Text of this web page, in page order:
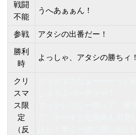
戦闘
不能
うへあぁぁん！
参戦 アタシの出番だー！
勝利
時
よっしゃ、アタシの勝ちィ！
クリ
スマ
ス限
定
（反